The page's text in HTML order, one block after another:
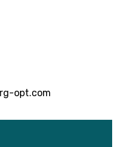
opt.com